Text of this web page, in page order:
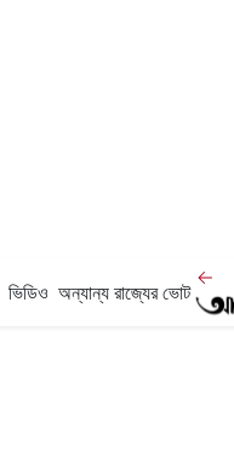
ভিডিও অন্যান্য রাজ্যের ভোট